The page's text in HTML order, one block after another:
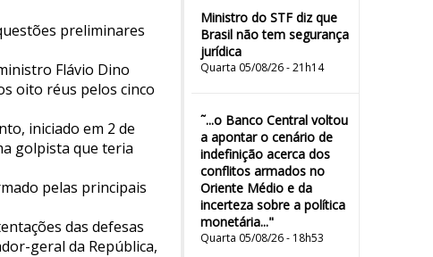
Ministro do STF diz que
Brasil não tem segurança
jurídica
Quarta 05/08/26 - 21h14
˜...o Banco Central voltou
a apontar o cenário de
indefinição acerca dos
conflitos armados no
Oriente Médio e da
incerteza sobre a política
monetária..."
Quarta 05/08/26 - 18h53
preliminares
Flávio Dino
oito réus pelos cinco
iniciado em 2 de
golpista que teria
pelas principais
das defesas
geral da República,